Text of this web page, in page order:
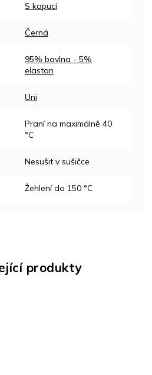
produkty
S kapucí
Černá
95% bavlna - 5%
elastan
Uni
Praní na maximálně 40
°C
Nesušit v sušičce
Žehlení do 150 °C